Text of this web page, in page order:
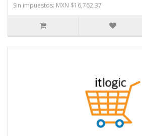
Sin impuestos: MXN $16,762.37